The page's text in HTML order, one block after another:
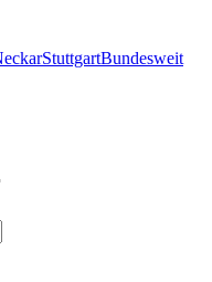
StuttgartBundesweit